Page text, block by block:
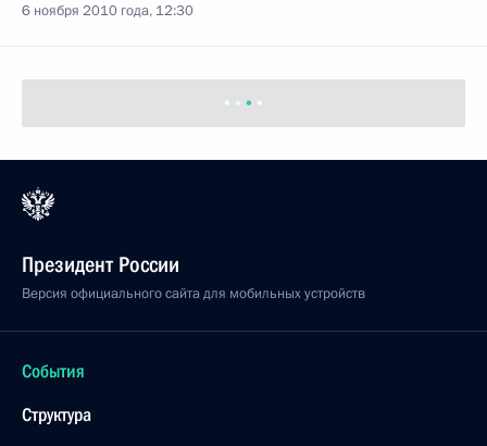
6 ноября 2010 года, 12:30
Президент России
Версия официального сайта для мобильных устройств
События
Структура